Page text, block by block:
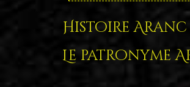
Histoire Aranc
Le patronyme